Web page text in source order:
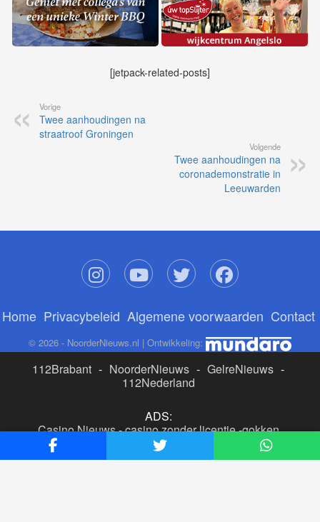
[jetpack-related-posts]
Vorige
Twee aanhoudingen na
straatroof Groningen
Volgende
Twee aanhoudingen na
coronademonstratie in
Leeuwarden
Home Privacybeleid Algemene voorwaarden Contact
© 2026 - NoorderNieuws.nl | Ontwikkeling:
112Brabant - NoorderNieuws - GelreNieuws -
112Nederland
ADS:
Casino Nieuws-casino zonder licentie-gokken
buitenlandse site
beste online casino nederland